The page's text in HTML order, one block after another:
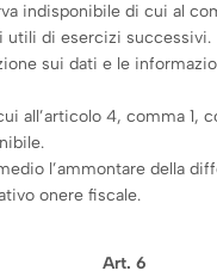
indisponibile di cui al
utili di esercizi successivi.
sui dati e le
all’articolo 4, comma
l’ammontare della
onere fiscale.
Art. 6